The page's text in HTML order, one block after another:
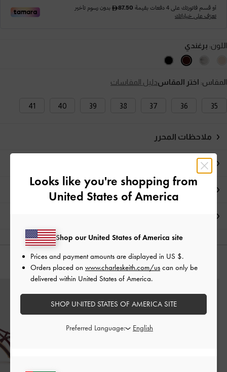
اللون: برغندي
المقاس: اختر المقاسدليل المقاسات
35
36
37
38
39
40
41
ملاحظات المحرر
تفاصيل المنتج وتعليمات العناية
العروض الحصرية
قد يعجبك آيضاً
Looks like you're shopping from
United States of America
Shop our United States of America site
Prices and payment amounts are displayed in US $.
Orders placed on www.charleskeith.com/us can only be
delivered within United States of America.
SHOP UNITED STATES OF AMERICA SITE
Preferred Language: